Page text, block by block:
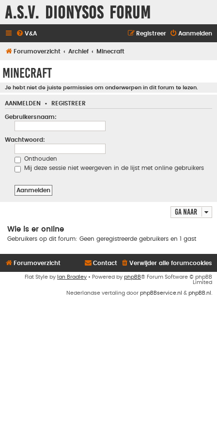
A.S.V. Dionysos Forum
V&A Aanmelden
Registreer
Forumoverzicht Archief Minecraft
Minecraft
Je hebt niet de juiste permissies om onderwerpen in dit forum te lezen.
AANMELDEN • REGISTREER
Gebruikersnaam:
Wachtwoord:
Onthouden
Mij deze sessie niet weergeven in de lijst met online gebruikers
Ga naar
Wie is er online
Gebruikers op dit forum: Geen geregistreerde gebruikers en 1 gast
Forumoverzicht Verwijder alle forumcookies
Contact
Flat Style by Ian Bradley • Powered by phpBB® Forum Software © phpBB
Limited
Nederlandse vertaling door phpBBservice.nl & phpBB.nl